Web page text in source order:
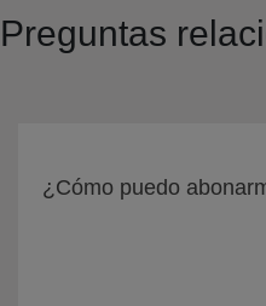
Preguntas
¿Cómo puedo